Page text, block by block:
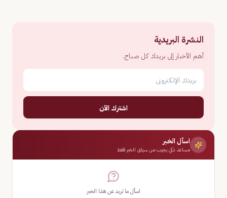
النشرة البريدية
أهم الأخبار إلى بريدك كل صباح.
اشترك الآن
اسأل الخبر
مساعد ذكي يجيب من سياق الخبر فقط
اسأل ما تريد عن هذا الخبر